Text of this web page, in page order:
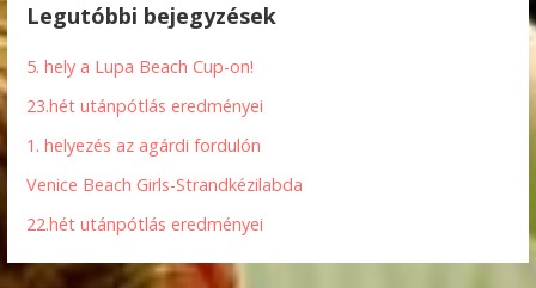
Legutóbbi bejegyzések
5. hely a Lupa Beach Cup-on!
23.hét utánpótlás eredményei
1. helyezés az agárdi fordulón
Venice Beach Girls-Strandkézilabda
22.hét utánpótlás eredményei